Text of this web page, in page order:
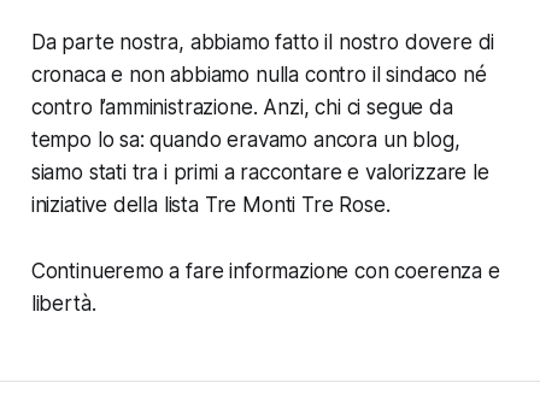
Da parte nostra, abbiamo fatto il nostro dovere di
cronaca e non abbiamo nulla contro il sindaco né
contro l’amministrazione. Anzi, chi ci segue da
tempo lo sa: quando eravamo ancora un blog,
siamo stati tra i primi a raccontare e valorizzare le
iniziative della lista Tre Monti Tre Rose.
Continueremo a fare informazione con coerenza e
libertà.